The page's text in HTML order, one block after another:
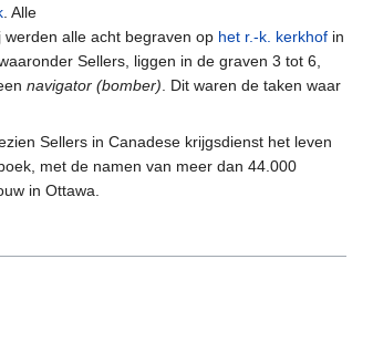
. Alle
alle acht begraven op het r.-k. kerkhof in
Sellers, liggen in de graven 3 tot 6,
navigator (bomber). Dit waren de taken waar
Sellers in Canadese krijgsdienst het leven
met de namen van meer dan 44.000
in Ottawa.